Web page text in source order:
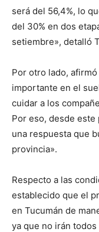
será del 56,4%, lo
del 30% en dos
setiembre», detalló
Por otro lado,
importante en el
cuidar a los
Por eso, desde
una respuesta que
provincia».
Respecto a las
establecido que el
en Tucumán de
ya que no irán